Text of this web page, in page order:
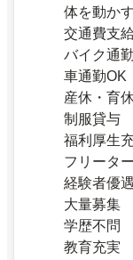
体を動かす
交通費支
バイク通
車通勤OK
産休・育
制服貸与
福利厚生
フリータ
経験者優遇
大量募集
学歴不問
教育充実